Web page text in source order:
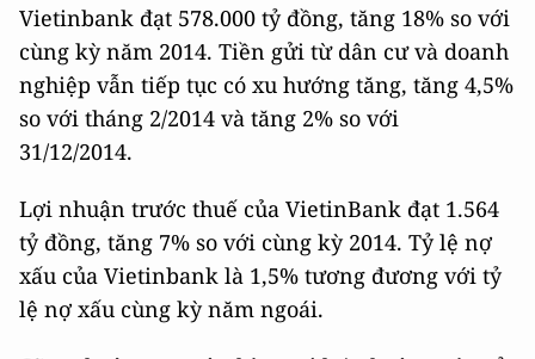
Vietinbank đạt 578.000 tỷ đồng, tăng 18% so với
cùng kỳ năm 2014. Tiền gửi từ dân cư và doanh
nghiệp vẫn tiếp tục có xu hướng tăng, tăng 4,5%
so với tháng 2/2014 và tăng 2% so với
31/12/2014.
Lợi nhuận trước thuế của VietinBank đạt 1.564
tỷ đồng, tăng 7% so với cùng kỳ 2014. Tỷ lệ nợ
xấu của Vietinbank là 1,5% tương đương với tỷ
lệ nợ xấu cùng kỳ năm ngoái.